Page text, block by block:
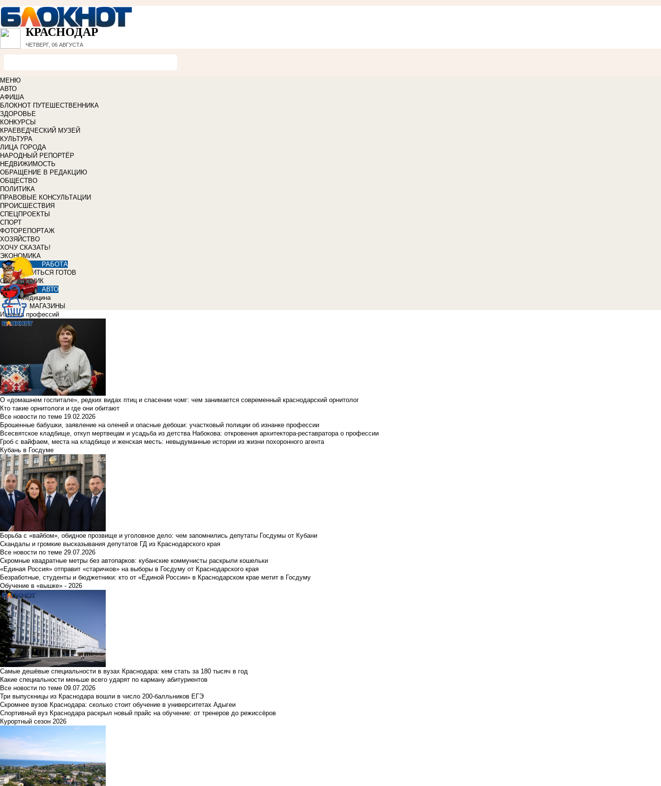
КРАСНОДАР
ЧЕТВЕРГ, 06 АВГУСТА
МЕНЮ
АВТО
АФИША
БЛОКНОТ ПУТЕШЕСТВЕННИКА
ЗДОРОВЬЕ
КОНКУРСЫ
КРАЕВЕДЧЕСКИЙ МУЗЕЙ
КУЛЬТУРА
ЛИЦА ГОРОДА
НАРОДНЫЙ РЕПОРТЁР
НЕДВИЖИМОСТЬ
ОБРАЩЕНИЕ В РЕДАКЦИЮ
ОБЩЕСТВО
ПОЛИТИКА
ПРАВОВЫЕ КОНСУЛЬТАЦИИ
ПРОИСШЕСТВИЯ
СПЕЦПРОЕКТЫ
СПОРТ
ФОТОРЕПОРТАЖ
ХОЗЯЙСТВО
ХОЧУ СКАЗАТЬ!
ЭКОНОМИКА
РАБОТА
УЧИТЬСЯ ГОТОВ
СПРАВОЧНИК
АВТО
Медицина
МАГАЗИНЫ
Изнанка профессий
О «домашнем госпитале», редких видах птиц и спасении чомг: чем занимается современный краснодарский орнитолог
Кто такие орнитологи и где они обитают
Все новости по теме 19.02.2026
Брошенные бабушки, заявление на оленей и опасные дебоши: участковый полиции об изнанке профессии
Всесвятское кладбище, откуп мертвецам и усадьба из детства Набокова: откровения архитектора-реставратора о профессии
Гроб с вайфаем, места на кладбище и женская месть: невыдуманные истории из жизни похоронного агента
Кубань в Госдуме
Борьба с «вайбом», обидное прозвище и уголовное дело: чем запомнились депутаты Госдумы от Кубани
Скандалы и громкие высказывания депутатов ГД из Краснодарского края
Все новости по теме 29.07.2026
Скромные квадратные метры без автопарков: кубанские коммунисты раскрыли кошельки
«Единая Россия» отправит «старичков» на выборы в Госдуму от Краснодарского края
Безработные, студенты и бюджетники: кто от «Единой России» в Краснодарском крае метит в Госдуму
Обучение в «вышке» - 2026
Самые дешёвые специальности в вузах Краснодара: кем стать за 180 тысяч в год
Какие специальности меньше всего ударят по карману абитуриентов
Все новости по теме 09.07.2026
Три выпускницы из Краснодара вошли в число 200-балльников ЕГЭ
Скромнее вузов Краснодара: сколько стоит обучение в университетах Адыгеи
Спортивный вуз Краснодара раскрыл новый прайс на обучение: от тренеров до режиссёров
Курортный сезон 2026